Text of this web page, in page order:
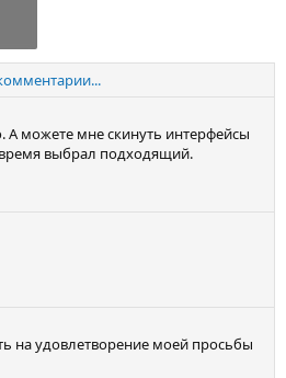
А можете мне скинуть интерфейсы
выбрал подходящий.
на удовлетворение моей просьбы